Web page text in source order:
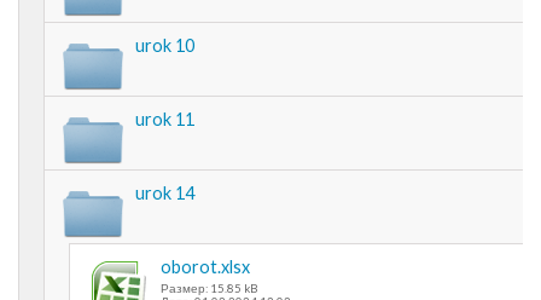
urok 10
urok 11
urok 14
oborot.xlsx
Размер: 15.85 kB